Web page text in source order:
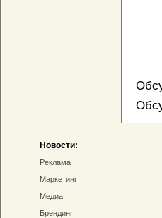
Новости:
Реклама
Маркетинг
Медиа
Брендинг